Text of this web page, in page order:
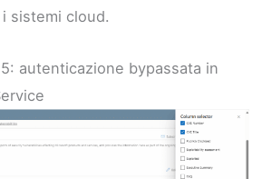
sistemi cloud.
autenticazione bypassata in